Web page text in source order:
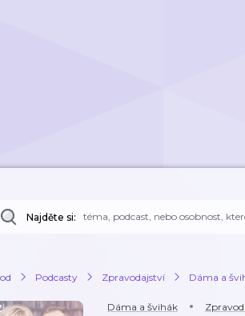
Najděte si:
Podcasty Zpravodajství Dáma a
Dáma a švihák